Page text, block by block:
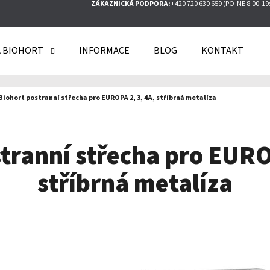
ZÁKAZNICKÁ PODPORA:+420 720 630 659 (PO-NE 8:00-
BIOHORT INFORMACE BLOG KONTAKT
postranní střecha pro EUROPA 2, 3, 4A, stříbrná metalíza
střecha pro
stříbrná metalíza
DOPORUČUJEME